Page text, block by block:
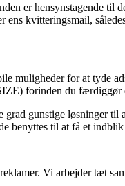
er hensynstagende til
ens kvitteringsmail,
muligheder for at tyde
forinden du færdiggør
grad gunstige løsninger
benyttes til at få et
Vi arbejder tæt